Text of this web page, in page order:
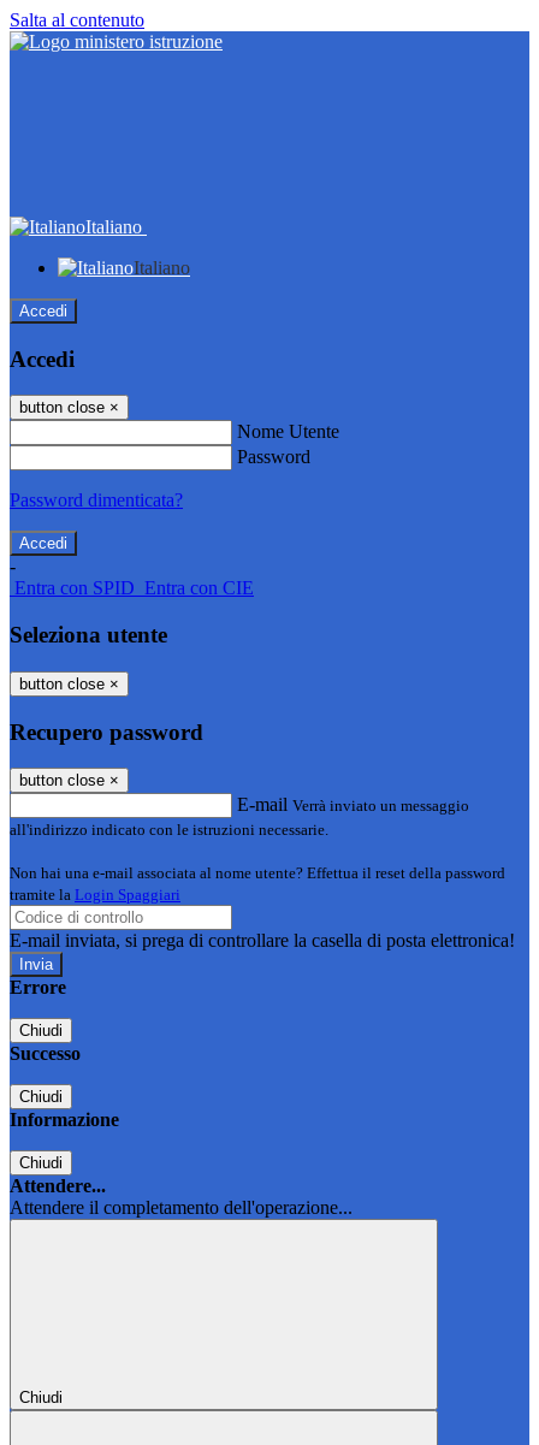
Salta al contenuto
Italiano
Italiano
Accedi
Accedi
button close ×
Nome Utente
Password
Password dimenticata?
-
Entra con SPID Entra con CIE
Seleziona utente
button close ×
Recupero password
button close ×
E-mail Verrà inviato un messaggio
all'indirizzo indicato con le istruzioni necessarie.
Non hai una e-mail associata al nome utente? Effettua il reset della password
tramite la Login Spaggiari
E-mail inviata, si prega di controllare la casella di posta elettronica!
Errore
Chiudi
Successo
Chiudi
Informazione
Chiudi
Attendere...
Attendere il completamento dell'operazione...
Chiudi